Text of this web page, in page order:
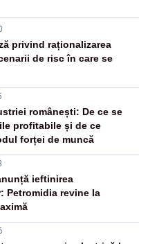
privind raționalizarea
de risc în care se
românești: De ce se
profitabile și de ce
forței de muncă
ieftinirea
Petromidia revine la